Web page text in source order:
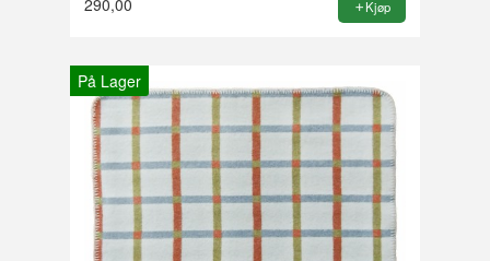
Kjøp
På Lager